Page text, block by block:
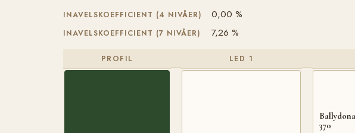
INAVELSKOEFFICIENT (4 NIVÅER) 0,00 %
INAVELSKOEFFICIENT (7 NIVÅER) 7,26 %
PROFIL LED 1
370